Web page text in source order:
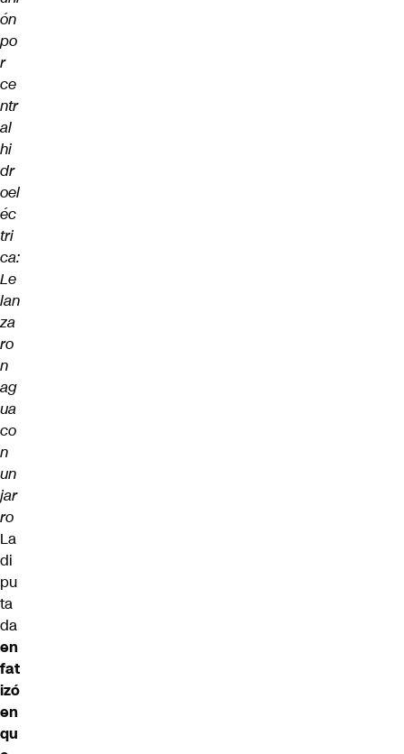
ón
po
r
ce
ntr
al
hi
dr
oel
éc
tri
ca:
Le
lan
za
ro
n
ag
ua
co
n
un
jar
ro
La
di
pu
ta
da
en
fat
izó
en
qu